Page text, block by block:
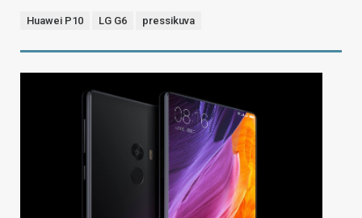
Huawei P10 LG G6 pressikuva